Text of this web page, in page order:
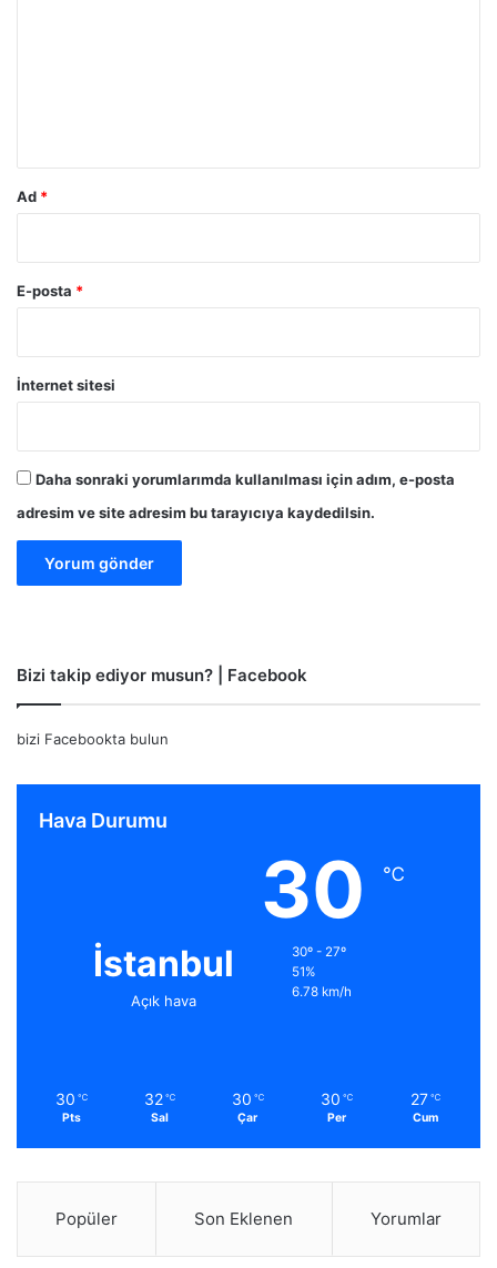
Ad *
E-posta *
İnternet sitesi
Daha sonraki yorumlarımda kullanılması için adım, e-posta
adresim ve site adresim bu tarayıcıya kaydedilsin.
Bizi takip ediyor musun? | Facebook
bizi Facebookta bulun
Hava Durumu
İstanbul
Açık hava
30 ℃
30º - 27º
51%
6.78 km/h
30 ℃
Pts
32 ℃
Sal
30 ℃
Çar
30 ℃
Per
27 ℃
Cum
Popüler Son Eklenen Yorumlar